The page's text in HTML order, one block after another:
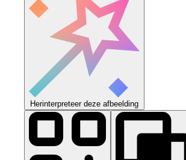
Herinterpreteer deze afbeelding